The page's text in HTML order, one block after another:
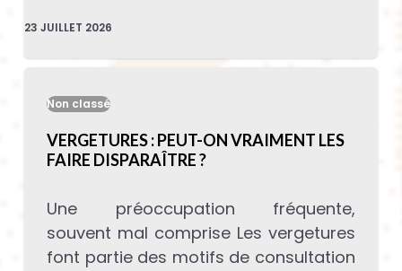
23 JUILLET 2026
Non classé
VERGETURES : PEUT-ON VRAIMENT LES
FAIRE DISPARAÎTRE ?
Une préoccupation fréquente,
souvent mal comprise Les vergetures
font partie des motifs de consultation